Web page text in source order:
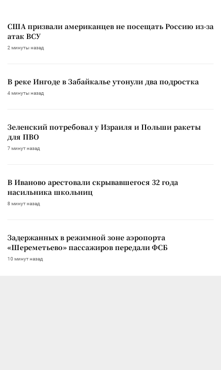
США призвали американцев не посещать Россию из-за
атак ВСУ
2 минуты назад
В реке Ингоде в Забайкалье утонули два подростка
4 минуты назад
Зеленский потребовал у Израиля и Польши ракеты
для ПВО
7 минут назад
В Иваново арестовали скрывавшегося 32 года
насильника школьниц
8 минут назад
Задержанных в режимной зоне аэропорта
«Шереметьево» пассажиров передали ФСБ
10 минут назад